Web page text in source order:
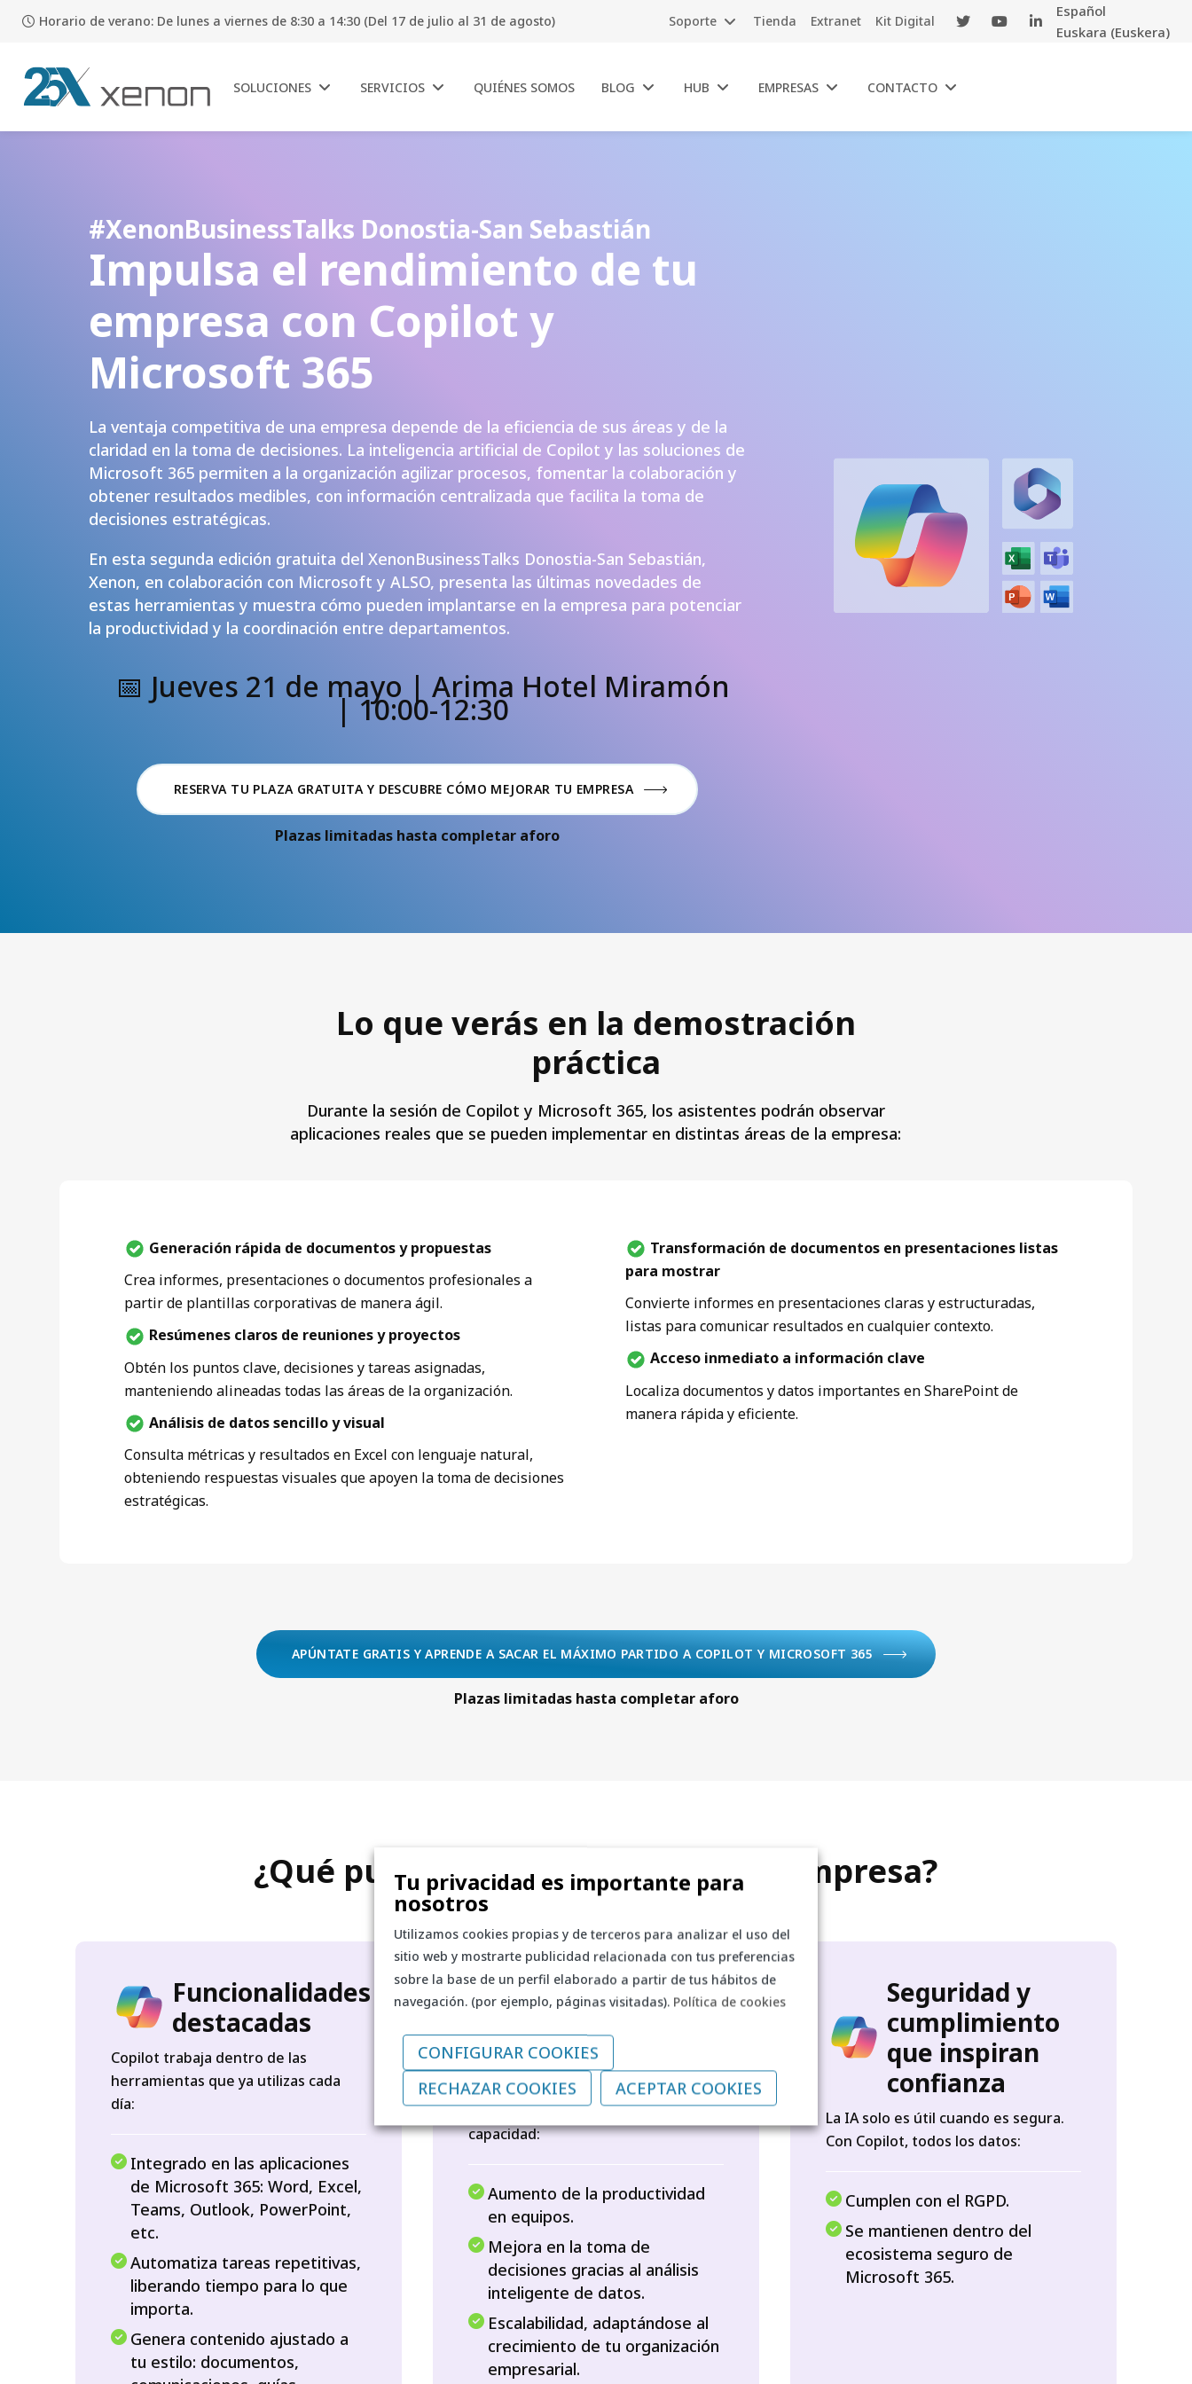
Horario de verano: De lunes a viernes de 8:30 a 14:30 (Del 17 de julio al 31 de agosto) Soporte Tienda Extranet Kit Digital
Español
Euskara (Euskera)
SOLUCIONES SERVICIOS QUIÉNES SOMOS BLOG HUB EMPRESAS CONTACTO
#XenonBusinessTalks Donostia-San Sebastián
Impulsa el rendimiento de tu
empresa con Copilot y
Microsoft 365
La ventaja competitiva de una empresa depende de la eficiencia de sus áreas y de la
claridad en la toma de decisiones. La inteligencia artificial de Copilot y las soluciones de
Microsoft 365 permiten a la organización agilizar procesos, fomentar la colaboración y
obtener resultados medibles, con información centralizada que facilita la toma de
decisiones estratégicas.
En esta segunda edición gratuita del XenonBusinessTalks Donostia-San Sebastián,
Xenon, en colaboración con Microsoft y ALSO, presenta las últimas novedades de
estas herramientas y muestra cómo pueden implantarse en la empresa para potenciar
la productividad y la coordinación entre departamentos.
📅 Jueves 21 de mayo | Arima Hotel Miramón
| 10:00-12:30
RESERVA TU PLAZA GRATUITA Y DESCUBRE CÓMO MEJORAR TU EMPRESA
Plazas limitadas hasta completar aforo
Lo que verás en la demostración
práctica
Durante la sesión de Copilot y Microsoft 365, los asistentes podrán observar
aplicaciones reales que se pueden implementar en distintas áreas de la empresa:
Generación rápida de documentos y propuestas
Crea informes, presentaciones o documentos profesionales a
partir de plantillas corporativas de manera ágil.
Resúmenes claros de reuniones y proyectos
Obtén los puntos clave, decisiones y tareas asignadas,
manteniendo alineadas todas las áreas de la organización.
Análisis de datos sencillo y visual
Consulta métricas y resultados en Excel con lenguaje natural,
obteniendo respuestas visuales que apoyen la toma de decisiones
estratégicas.
Transformación de documentos en presentaciones listas
para mostrar
Convierte informes en presentaciones claras y estructuradas,
listas para comunicar resultados en cualquier contexto.
Acceso inmediato a información clave
Localiza documentos y datos importantes en SharePoint de
manera rápida y eficiente.
APÚNTATE GRATIS Y APRENDE A SACAR EL MÁXIMO PARTIDO A COPILOT Y MICROSOFT 365
Plazas limitadas hasta completar aforo
¿Qué puede hacer Copilot por tu empresa?
Funcionalidades
destacadas
Copilot trabaja dentro de las
herramientas que ya utilizas cada
día:
Integrado en las aplicaciones
de Microsoft 365: Word, Excel,
Teams, Outlook, PowerPoint,
etc.
Automatiza tareas repetitivas,
liberando tiempo para lo que
importa.
Genera contenido ajustado a
tu estilo: documentos,
Beneficios
tu negocio
M365 Copilot no es solo una
herramienta; es un multiplicador de
capacidad:
Aumento de la productividad
en equipos.
Mejora en la toma de
decisiones gracias al análisis
inteligente de datos.
Escalabilidad, adaptándose al
crecimiento de tu organización
empresarial.
Seguridad y
cumplimiento
que inspiran
confianza
La IA solo es útil cuando es segura.
Con Copilot, todos los datos:
Cumplen con el RGPD.
Se mantienen dentro del
ecosistema seguro de
Microsoft 365.
Tu privacidad es importante para
nosotros
Utilizamos cookies propias y de terceros para analizar el uso del
sitio web y mostrarte publicidad relacionada con tus preferencias
sobre la base de un perfil elaborado a partir de tus hábitos de
navegación. (por ejemplo, páginas visitadas). Política de cookies
CONFIGURAR COOKIES
RECHAZAR COOKIES
ACEPTAR COOKIES